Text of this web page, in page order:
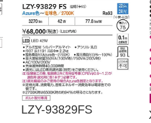
LZY-93829FS